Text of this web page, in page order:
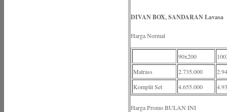
DIVAN BOX, SANDARAN Lavasa
Harga Normal
90x200
Matrass
2.735.000
Komplit Set
4.655.000
Harga Promo BULAN INI